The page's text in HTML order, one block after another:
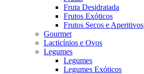
Fruta Desidratada
Frutos Exóticos
Frutos Secos e Aperitivos
Gourmet
Lacticínios e Ovos
Legumes
Legumes
Legumes Exóticos